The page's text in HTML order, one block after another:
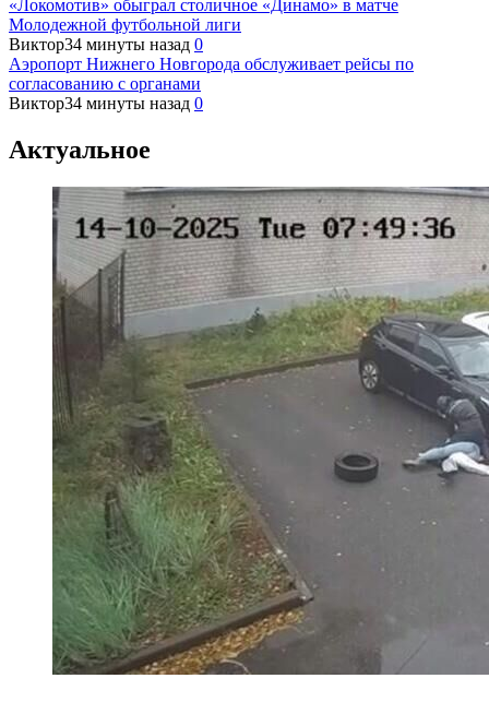
«Локомотив» обыграл столичное «Динамо» в матче
Молодежной футбольной лиги
Виктор34 минуты назад 0
Аэропорт Нижнего Новгорода обслуживает рейсы по
согласованию c органами
Виктор34 минуты назад 0
Актуальное